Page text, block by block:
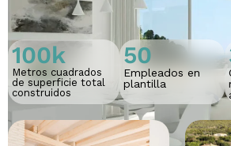
100k
Metros cuadrados
de superficie total
construidos
50
Empleados en
plantilla